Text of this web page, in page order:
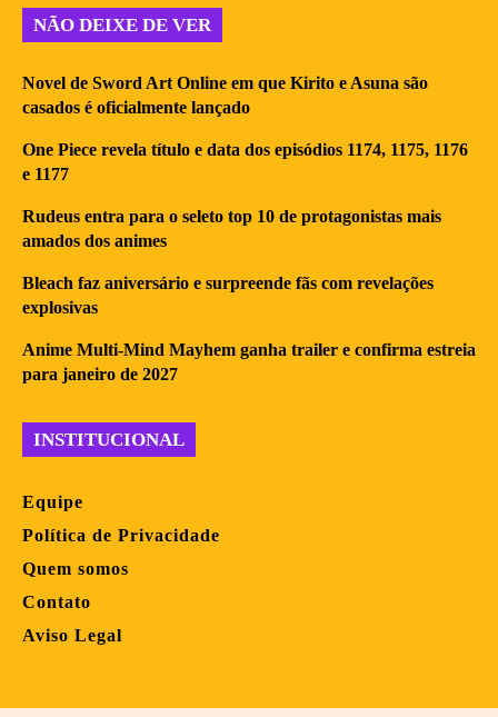
NÃO DEIXE DE VER
Novel de Sword Art Online em que Kirito e Asuna são
casados é oficialmente lançado
One Piece revela título e data dos episódios 1174, 1175, 1176
e 1177
Rudeus entra para o seleto top 10 de protagonistas mais
amados dos animes
Bleach faz aniversário e surpreende fãs com revelações
explosivas
Anime Multi-Mind Mayhem ganha trailer e confirma estreia
para janeiro de 2027
INSTITUCIONAL
Equipe
Política de Privacidade
Quem somos
Contato
Aviso Legal